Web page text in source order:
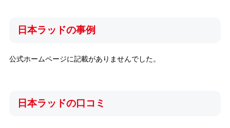
日本ラッドの事例
公式ホームページに記載がありませんでした。
日本ラッドの口コミ